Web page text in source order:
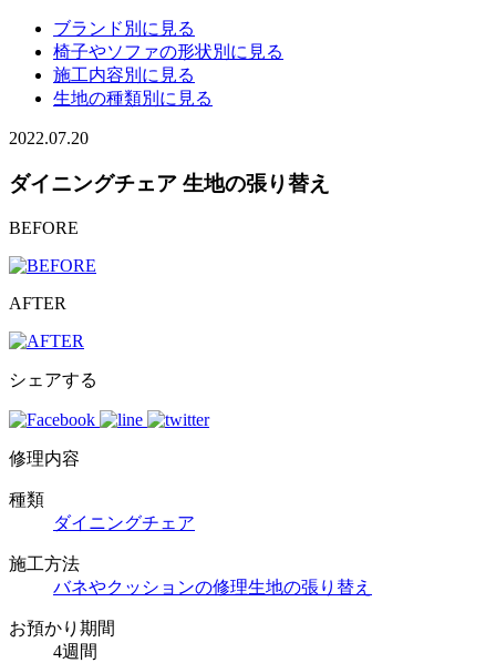
ブランド別に見る
椅子やソファの形状別に見る
施工内容別に見る
生地の種類別に見る
2022.07.20
ダイニングチェア 生地の張り替え
BEFORE
AFTER
シェアする
修理内容
種類
ダイニングチェア
施工方法
バネやクッションの修理生地の張り替え
お預かり期間
4週間